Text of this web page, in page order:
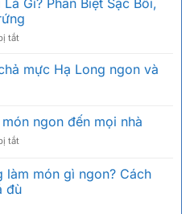
câu
giá
bao
1kg?
theo
Gì? Phân Biệt Sặc Bổi,
tắtở
Cá
Gì?
Biệt
Bổi,
Sặc
mực Hạ Long ngon và
ngon đến mọi nhà
tắtở
món
ngon
làm món gì ngon? Cách
đù